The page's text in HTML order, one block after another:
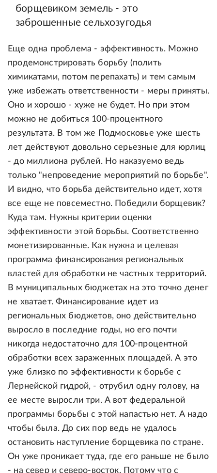
борщевиком земель - это
заброшенные сельхозугодья
Еще одна проблема - эффективность. Можно
продемонстрировать борьбу (полить
химикатами, потом перепахать) и тем самым
уже избежать ответственности - меры приняты.
Оно и хорошо - хуже не будет. Но при этом
можно не добиться 100-процентного
результата. В том же Подмосковье уже шесть
лет действуют довольно серьезные для юрлиц
- до миллиона рублей. Но наказуемо ведь
только "непроведение мероприятий по борьбе".
И видно, что борьба действительно идет, хотя
все еще не повсеместно. Победили борщевик?
Куда там. Нужны критерии оценки
эффективности этой борьбы. Соответственно
монетизированные. Как нужна и целевая
программа финансирования региональных
властей для обработки не частных территорий.
В муниципальных бюджетах на это точно денег
не хватает. Финансирование идет из
региональных бюджетов, оно действительно
выросло в последние годы, но его почти
никогда недостаточно для 100-процентной
обработки всех зараженных площадей. А это
уже близко по эффективности к борьбе с
Лернейской гидрой, - отрубил одну голову, на
ее месте выросли три. А вот федеральной
программы борьбы с этой напастью нет. А надо
чтобы была. До сих пор ведь не удалось
остановить наступление борщевика по стране.
Он уже проникает туда, где его раньше не было
- на север и северо-восток. Потому что с